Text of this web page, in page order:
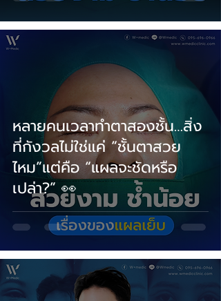
หลายคนเวลาทำตาสองชั้น…สิ่ง
ที่กังวลไม่ใช่แค่ “ชั้นตาสวย
ไหม”แต่คือ “แผลจะชัดหรือ
เปล่า?” 👀